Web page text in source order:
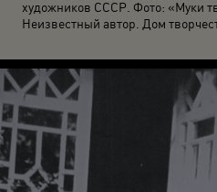
художников СССР. Фото: «Муки
Неизвестный автор. Дом